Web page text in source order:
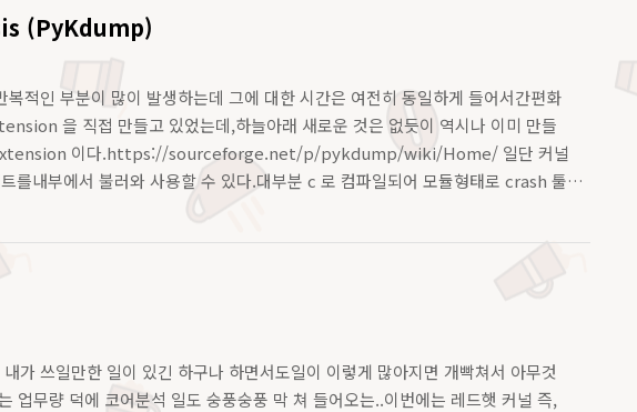
(PyKdump)
적인 부분이 많이 발생하는데 그에 대한 시간은 여전히 동일하게 들어서간편화
을 직접 만들고 있었는데,하늘아래 새로운 것은 없듯이 역시나 이미 만들
extension 이다.https://sourceforge.net/p/pykdump/wiki/Home/ 일단 커널
내부에서 불러와 사용할 수 있다.대부분 c 로 컴파일되어 모듈형태로 crash 툴
가 쓰일만한 일이 있긴 하구나 하면서도일이 이렇게 많아지면 개빡쳐서 아무것
업무량 덕에 코어분석 일도 숭풍숭풍 막 쳐 들어오는..이번에는 레드햇 커널 즉,